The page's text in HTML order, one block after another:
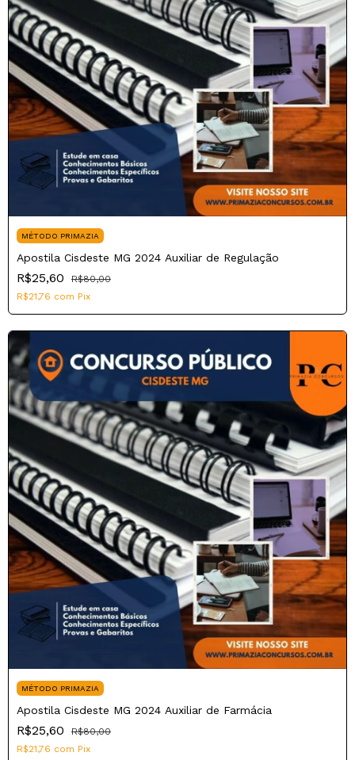
MÉTODO PRIMAZIA
Apostila Cisdeste MG 2024 Auxiliar de Regulação
R$25,60
R$80,00
R$21,76 com Pix
MÉTODO PRIMAZIA
Apostila Cisdeste MG 2024 Auxiliar de Farmácia
R$25,60
R$80,00
R$21,76 com Pix